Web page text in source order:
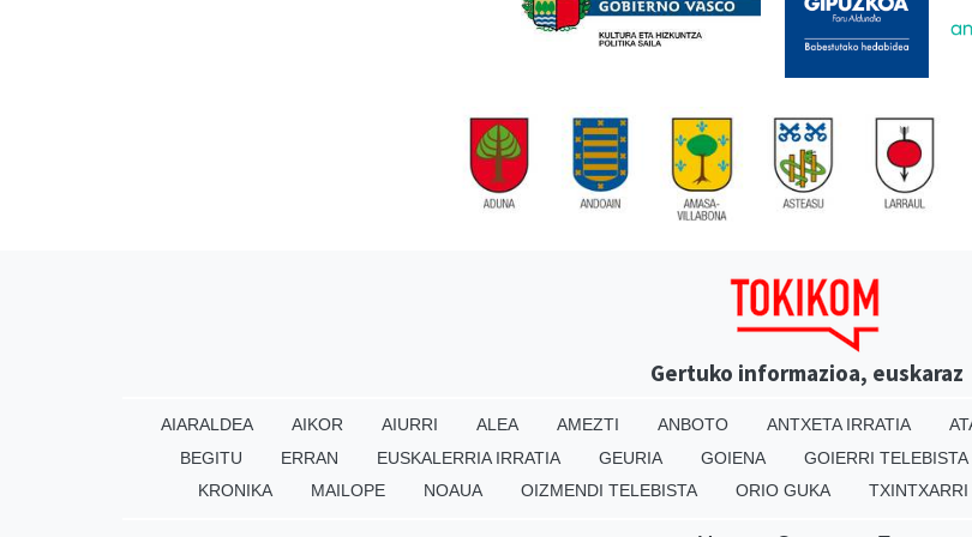
Gertuko informazioa, euskaraz
AIARALDEA AIKOR AIURRI ALEA AMEZTI ANBOTO ANTXETA IRRATIA
BEGITU
ERRAN EUSKALERRIA IRRATIA GEURIA GOIENA GOIERRI TELEBISTA
KRONIKA
MAILOPE NOAUA OIZMENDI TELEBISTA ORIO GUKA TXINTXARRI